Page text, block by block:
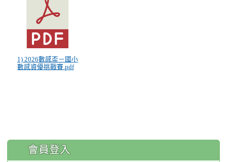
1) 2026數感盃－國小
數感資優挑戰賽.pdf
:::
會員登入